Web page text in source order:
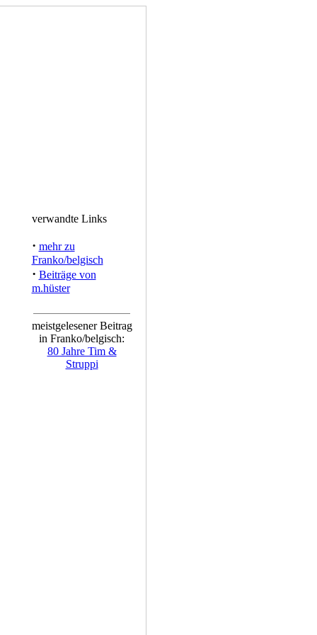
verwandte Links
· mehr zu
Franko/belgisch
· Beiträge von
m.hüster
meistgelesener Beitrag
in Franko/belgisch:
80 Jahre Tim &
Struppi